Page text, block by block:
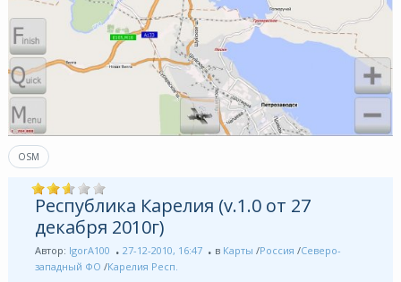
OSM
Республика Карелия (v.1.0 от 27
декабря 2010г)
Автор: IgorA100 27-12-2010, 16:47 в Карты /Россия /Северо-
западный ФО /Карелия Респ.